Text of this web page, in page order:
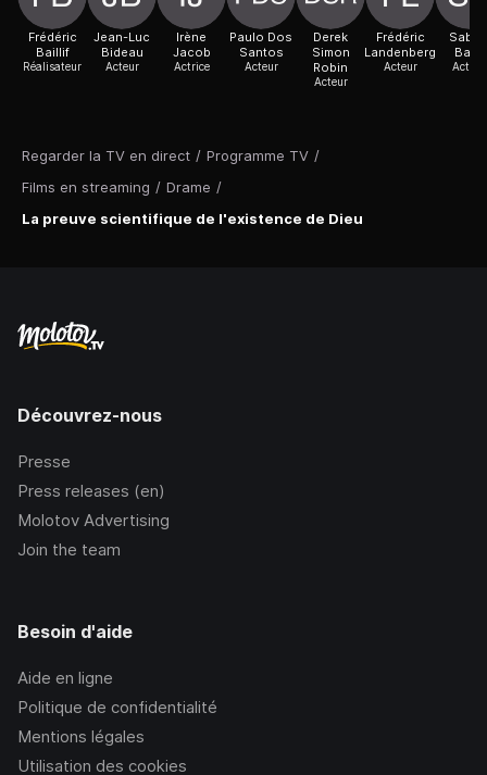
Regarder la TV en direct / Programme TV /
Films en streaming / Drame /
La preuve scientifique de l'existence de Dieu
Frédéric
Baillif
Réalisateur
Jean-Luc
Bideau
Acteur
Irène
Jacob
Actrice
Paulo Dos
Santos
Acteur
Derek
Simon
Robin
Acteur
Frédéric
Landenberg
Acteur
Bach
Actrice
Découvrez-nous
Presse
Press releases (en)
Molotov Advertising
Join the team
Besoin d'aide
Aide en ligne
Politique de confidentialité
Mentions légales
Utilisation des cookies